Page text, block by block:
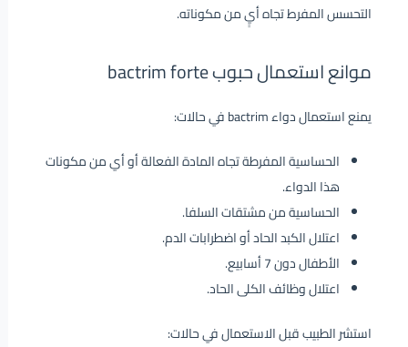
التحسس المفرط تجاه أيٍ من مكوناته.
موانع استعمال حبوب bactrim forte
يمنع استعمال دواء bactrim في حالات:
الحساسية المفرطة تجاه المادة الفعالة أو أي من مكونات
هذا الدواء.
الحساسية من مشتقات السلفا.
اعتلال الكبد الحاد أو اضطرابات الدم.
الأطفال دون 7 أسابيع.
اعتلال وظائف الكلى الحاد.
استشر الطبيب قبل الاستعمال في حالات: